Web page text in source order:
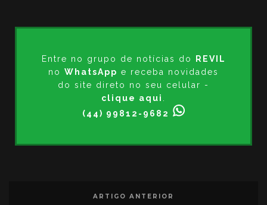
Entre no grupo de notícias do
REVIL
no WhatsApp e receba novidades
do site direto no seu celular -
clique aqui
(44) 99812-9682
ARTIGO ANTERIOR